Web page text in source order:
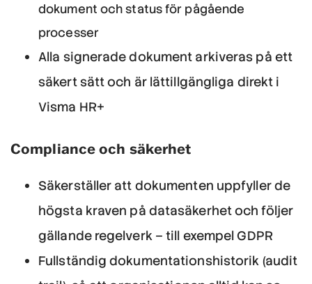
dokument och status för pågående
processer
Alla signerade dokument arkiveras på ett
säkert sätt och är lättillgängliga direkt i
Visma HR+
Compliance och säkerhet
Säkerställer att dokumenten uppfyller de
högsta kraven på datasäkerhet och följer
gällande regelverk – till exempel GDPR
Fullständig dokumentationshistorik (audit